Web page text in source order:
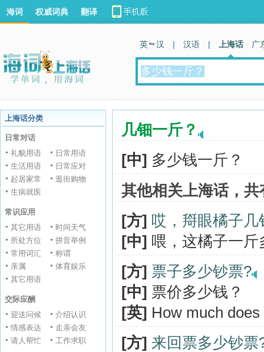
海词 权威词典 翻译
英 汉 | 汉语 | 上海话 广
上海话分类
日常对话
礼貌用语
日常用语
生活用语
日常应对
起居家常
逛街购物
生病就医
常识应用
其它用语
时间天气
所处方位
拼音举例
常用词汇
称谓
亲属
体育娱乐
其它用语
交际应酬
迎送问候
介绍认识
情感表达
走亲会友
请人帮忙
工作求职
几钿一斤？
[中] 多少钱一斤？
其他相关上海话，共
[方] 哎，搿眼橘子几
[中] 喂，这橘子一斤
[方] 票子多少钞票?
[中] 票价多少钱？
[英] How much
[方] 来回票多少钞票